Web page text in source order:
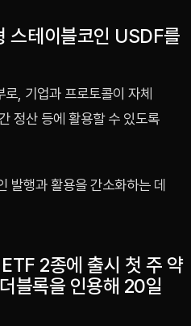
스테이블코인 USDF를
, 기업과 프로토콜이 자체
정산 등에 활용할 수 있도록
발행과 활용을 간소화하는 데
2종에 출시 첫 주 약
블록을 인용해 20일